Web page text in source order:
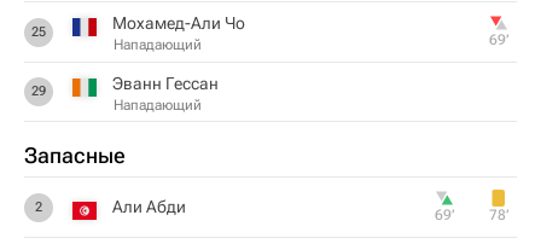
25 Мохамед-Али Чо
Нападающий 69‎’‎
29 Эванн Гессан
Нападающий
Запасные
2 Али Абди 69‎’‎ 78‎’‎